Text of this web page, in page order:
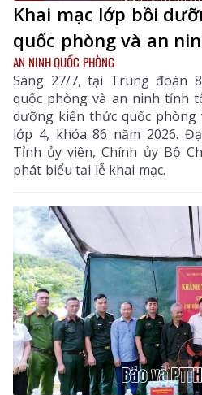
Khai mạc lớp bồi
quốc phòng và an
AN NINH QUỐC PHÒNG
Sáng 27/7, tại Trung đoàn
quốc phòng và an ninh tỉnh
dưỡng kiến thức quốc
lớp 4, khóa 86 năm 2026.
Tỉnh ủy viên, Chính ủy Bộ
phát biểu tại lễ khai mạc.